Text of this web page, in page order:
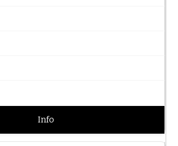
Info